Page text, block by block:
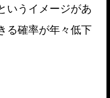
いうイメージがあ
る確率が年々低下